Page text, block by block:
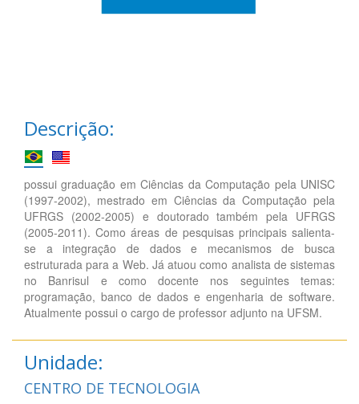
Descrição:
possui graduação em Ciências da Computação pela UNISC
(1997-2002), mestrado em Ciências da Computação pela
UFRGS (2002-2005) e doutorado também pela UFRGS
(2005-2011). Como áreas de pesquisas principais salienta-
se a integração de dados e mecanismos de busca
estruturada para a Web. Já atuou como analista de sistemas
no Banrisul e como docente nos seguintes temas:
programação, banco de dados e engenharia de software.
Atualmente possui o cargo de professor adjunto na UFSM.
Unidade:
CENTRO DE TECNOLOGIA